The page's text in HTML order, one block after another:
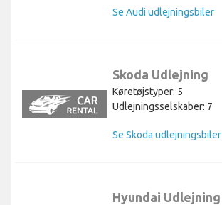
Se Audi udlejningsbiler
Skoda Udlejning
Køretøjstyper: 5
Udlejningsselskaber: 7
Se Skoda udlejningsbiler
Hyundai Udlejning